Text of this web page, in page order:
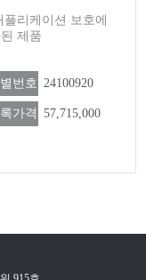
플리케이션 보호에
제품
번호 24100920
가격 57,715,000